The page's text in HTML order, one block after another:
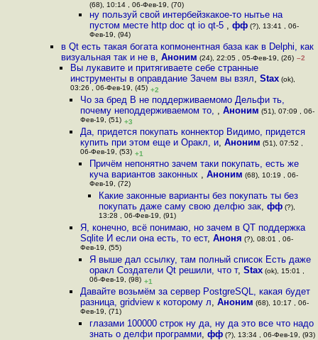
(68), 10:14 , 06-Фев-19, (70)
ну пользуй свой интербейзкакое-то нытье на
пустом месте http doc qt io qt-5 , фф(?), 13:41 , 06-
Фев-19, (94)
в Qt есть такая богата копмонентная база как в Delphi, как
визуальная так и не в, Аноним (24), 22:05 , 05-Фев-19, (26) –2
Вы лукавите и притягиваете себе странные
инструменты в оправдание Зачем вы взял,Stax (ok),
03:26 , 06-Фев-19, (45) +2
Чо за бред В не поддерживаемомо Дельфи ть,
почему неподдерживаемом то, , Аноним (51), 07:09 , 06-
Фев-19, (51) +3
Да, придется покупать коннектор Видимо, придется
купить при этом еще и Оракл, и, Аноним (51), 07:52 ,
06-Фев-19, (53) +1
Причём непонятно зачем таки покупать, есть же
куча вариантов законных , Аноним (68), 10:19 , 06-
Фев-19, (72)
Какие законные варианты без покупать ты без
покупать даже саму свою делфю зак,фф (?),
13:28 , 06-Фев-19, (91)
Я, конечно, всё понимаю, но зачем в QT поддержка
Sqlite И если она есть, то ест, Аноня (?), 08:01 , 06-
Фев-19, (55)
Я выше дал ссылку, там полный список Есть даже
оракл Создатели Qt решили, что т, Stax(ok), 15:01 ,
06-Фев-19, (98) +1
Давайте возьмём за сервер PostgreSQL, какая будет
разница, gridview к которому л, Аноним (68), 10:17 , 06-
Фев-19, (71)
глазами 100000 строк ну да, ну да это все что надо
знать о делфи программи, фф(?), 13:34 , 06-Фев-19, (93)